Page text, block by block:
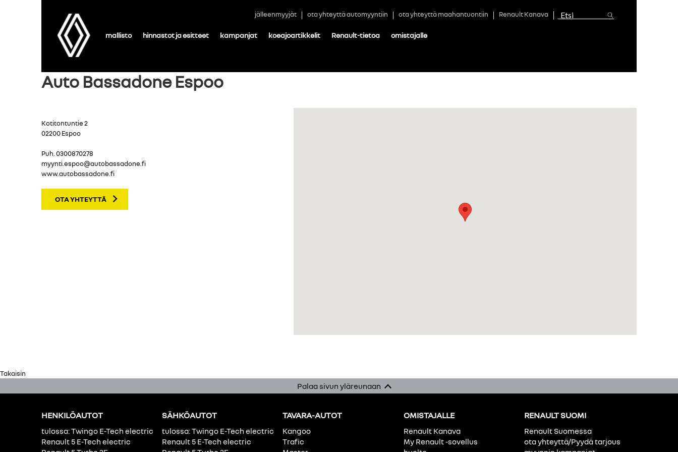
jälleenmyyjät ota yhteyttä automyyntiin ota yhteyttä maahantuontiin Renault Kanava
mallisto hinnastot ja esitteet kampanjat koeajoartikkelit Renault-tietoa omistajalle
Auto Bassadone Espoo
Kotitontuntie 2
02200 Espoo
Puh.0300870278
myynti.espoo@autobassadone.fi
www.autobassadone.fi
OTA YHTEYTTÄ
Takaisin
Palaa sivun yläreunaan
HENKILÖAUTOT
tulossa: Twingo E-Tech electric
Renault 5 E-Tech electric
SÄHKÖAUTOT
tulossa: Twingo E-Tech electric
Renault 5 E-Tech electric
TAVARA-AUTOT
Kangoo
Trafic
OMISTAJALLE
Renault Kanava
My Renault -sovellus
RENAULT SUOMI
Renault Suomessa
ota yhteyttä/Pyydä tarjous